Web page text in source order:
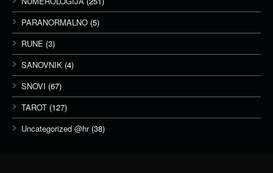
PARANORMALNO (5)
RUNE (3)
SANOVNIK (4)
SNOVI (67)
TAROT (127)
Uncategorized @hr(38)